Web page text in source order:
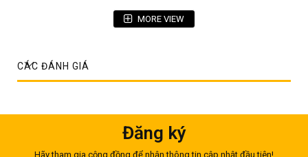
Xét về thành phần thì inox 304 nói chung chứa 17.5-20% hàm
lượng Crom và 8-11% hàm lượng Niken. Ngoài ra thì một số
Niken dẫn đầu đã cho phép nó sở hữu tính năng kháng ăn
MORE VIEW
CÁC ĐÁNH GIÁ
Đăng ký
Hãy tham gia cộng đồng để nhận thông tin cập nhật đầu tiên!